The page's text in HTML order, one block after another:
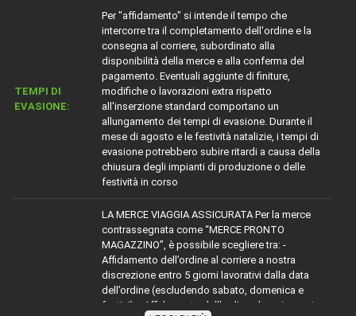
TEMPI DI
EVASIONE:
Per "affidamento" si intende il tempo che
intercorre tra il completamento dell'ordine e la
consegna al corriere, subordinato alla
disponibilità della merce e alla conferma del
pagamento. Eventuali aggiunte di finiture,
modifiche o lavorazioni extra rispetto
all'inserzione standard comportano un
allungamento dei tempi di evasione. Durante il
mese di agosto e le festività natalizie, i tempi di
evasione potrebbero subire ritardi a causa della
chiusura degli impianti di produzione o delle
festività in corso
LA MERCE VIAGGIA ASSICURATA Per la merce
contrassegnata come “MERCE PRONTO
MAGAZZINO”, è possibile scegliere tra: -
Affidamento dell’ordine al corriere a nostra
discrezione entro 5 giorni lavorativi dalla data
dell’ordine (escludendo sabato, domenica e
festivi). - Affidamento dell’ordine al corriere entro